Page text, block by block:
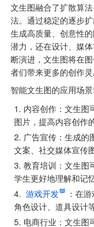
文生图融合了扩散算
法。通过稳定的逐步
生成高质量、创意性
潜力，还在设计、媒
断演进，文生图将在
者们带来更多的创作灵
智能文生图的应用场
内容创作：文生图
图片，提高内容创作
广告宣传：生成的
文案、社交媒体宣传
教育培训：文生图
学生更好地理解和记
游戏开发
：在
角色设计、道具设计
电商行业：文生图